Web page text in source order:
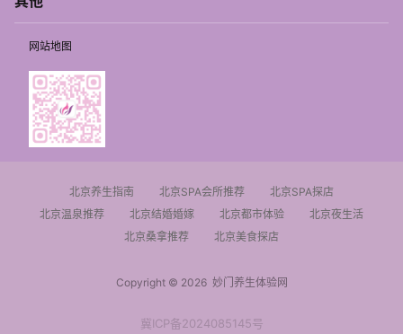
网站地图
北京养生指南 北京SPA会所推荐
北京SPA探店
北京温泉推荐
北京结婚婚嫁 北京都市体验
北京夜生活
北京桑拿推荐
北京美食探店
Copyright © 2026妙门养生体验网
冀ICP备2024085145号